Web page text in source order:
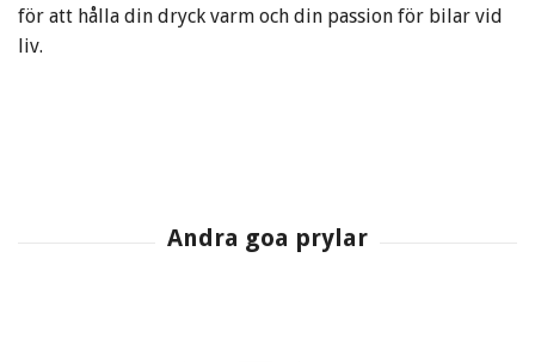
för att hålla din dryck varm och din passion för bilar vid
liv.